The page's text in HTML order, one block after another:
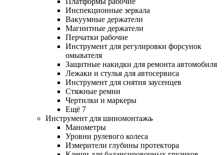
Инспекционные зеркала
Вакуумные держатели
Магнитные держатели
Перчатки рабочие
Инструмент для регулировки форсунок
омывателя
Защитные накидки для ремонта автомобиля
Лежаки и стулья для автосервиса
Инструмент для снятия заусенцев
Стяжные ремни
Чертилки и маркеры
Ещё 7
Инструмент для шиномонтажа
Манометры
Уровни рулевого колеса
Измерители глубины протектора